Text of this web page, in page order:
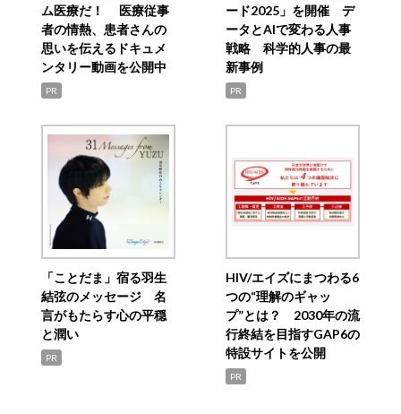
ム医療だ！ 医療従事
者の情熱、患者さんの
思いを伝えるドキュメ
ンタリー動画を公開中
PR
ード2025」を開催 デ
ータとAIで変わる人事
戦略 科学的人事の最
新事例
PR
「ことだま」宿る羽生
結弦のメッセージ 名
言がもたらす心の平穏
と潤い
PR
HIV/エイズにまつわる6
つの“理解のギャッ
プ”とは？ 2030年の流
行終結を目指すGAP6の
特設サイトを公開
PR